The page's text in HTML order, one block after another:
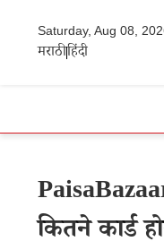
Saturday, Aug 08,
मराठीहिंदी
कितने कार्ड